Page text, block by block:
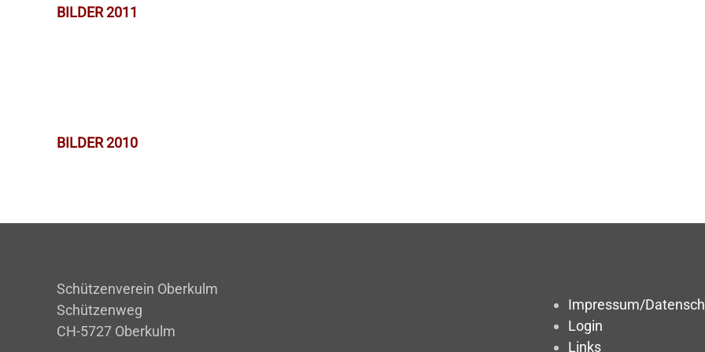
BILDER 2011
BILDER 2010
Schützenverein Oberkulm
Schützenweg
CH-5727 Oberkulm
Impressum/
Login
Links